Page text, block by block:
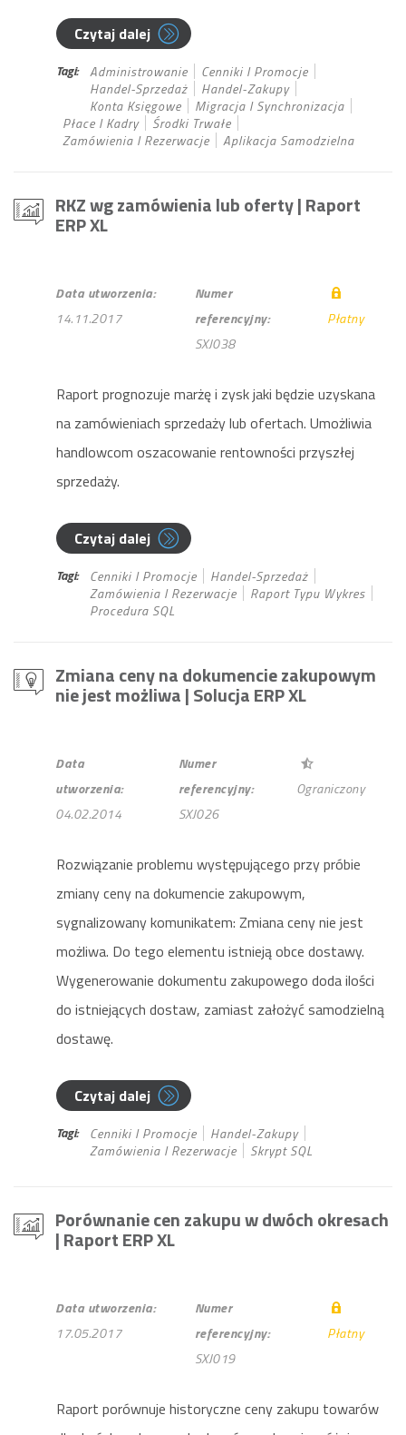
Czytaj dalej
Tagi: Administrowanie
Cenniki I Promocje
Handel-Sprzedaż
Handel-Zakupy
Konta Księgowe
Migracja I Synchronizacja
Płace I Kadry
Środki Trwałe
Zamówienia I Rezerwacje
Aplikacja Samodzielna
RKZ wg zamówienia lub oferty| Raport
ERP XL
Data utworzenia:
14.11.2017
Numer
referencyjny:
SXJ038
Płatny
Raport prognozuje marżę i zysk jaki będzie uzyskana
na zamówieniach sprzedaży lub ofertach. Umożliwia
handlowcom oszacowanie rentowności przyszłej
sprzedaży.
Czytaj dalej
Tagi: Cenniki I Promocje
Handel-Sprzedaż
Zamówienia I Rezerwacje
Raport Typu Wykres
Procedura SQL
Zmiana ceny na dokumencie zakupowym
nie jest możliwa| Solucja ERP XL
Data
utworzenia:
04.02.2014
Numer
referencyjny:
SXJ026
Ograniczony
Rozwiązanie problemu występującego przy próbie
zmiany ceny na dokumencie zakupowym,
sygnalizowany komunikatem: Zmiana ceny nie jest
możliwa. Do tego elementu istnieją obce dostawy.
Wygenerowanie dokumentu zakupowego doda ilości
do istniejących dostaw, zamiast założyć samodzielną
dostawę.
Czytaj dalej
Tagi: Cenniki I Promocje
Handel-Zakupy
Zamówienia I Rezerwacje
Skrypt SQL
Porównanie cen zakupu w dwóch okresach
| Raport ERP XL
Data utworzenia:
17.05.2017
Numer
referencyjny:
SXJ019
Płatny
Raport porównuje historyczne ceny zakupu towarów